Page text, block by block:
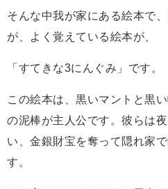
そんな中我が家にある絵本で
が、よく覚えている絵本が、
「すてきな3にんぐみ」です。
この絵本は、黒いマントと黒
の泥棒が主人公です。彼らは
い、金銀財宝を奪って隠れ家
す。